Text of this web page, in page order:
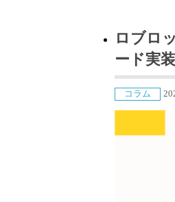
ロブロ
ード実装
コラム